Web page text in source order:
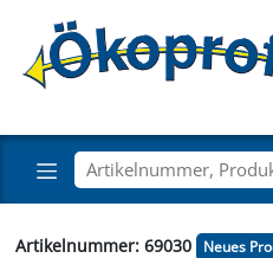
Artikelnummer: 69030 Neues